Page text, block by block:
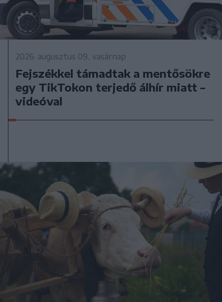
2026. augusztus 09., vasárnap
Fejszékkel támadtak a mentősökre
egy TikTokon terjedő álhír miatt –
videóval